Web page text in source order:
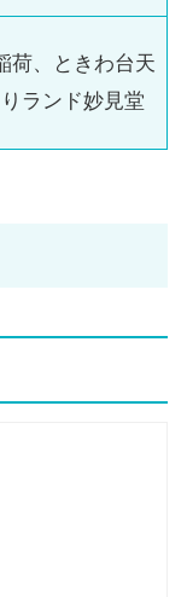
荷、ときわ台天
ランド妙見堂